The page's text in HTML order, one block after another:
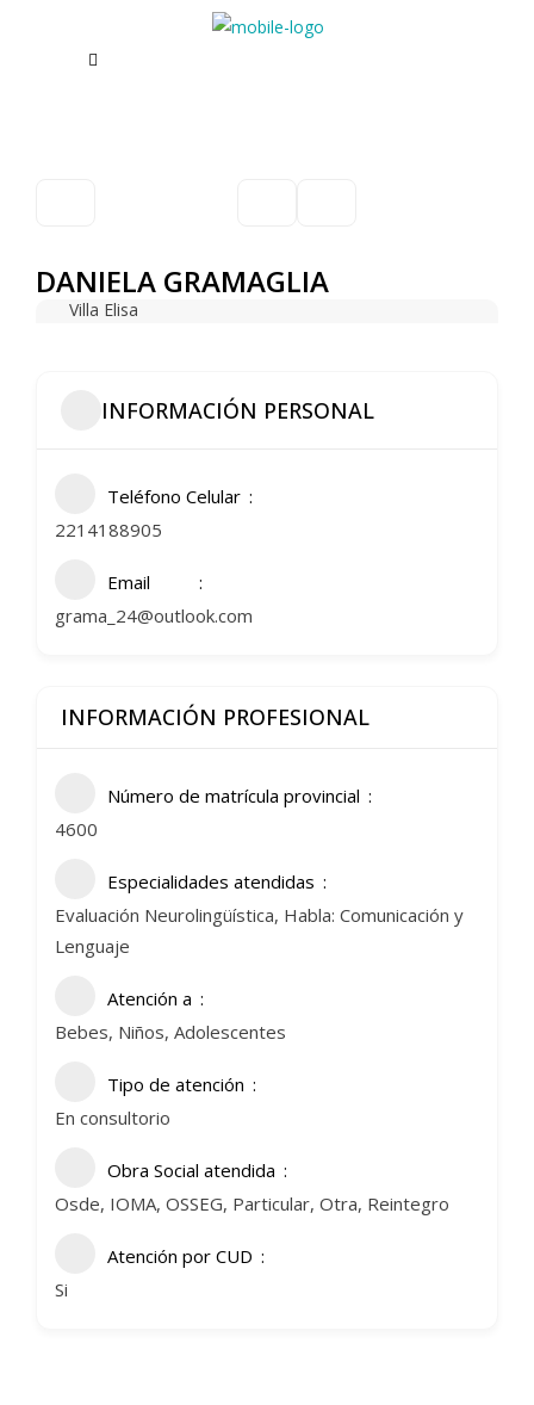
DANIELA GRAMAGLIA
Villa Elisa
INFORMACIÓN PERSONAL
Teléfono Celular
2214188905
Email
grama_24@outlook.com
INFORMACIÓN PROFESIONAL
Número de matrícula provincial
4600
Especialidades atendidas
Evaluación Neurolingüística, Habla: Comunicación y
Lenguaje
Atención a
Bebes, Niños, Adolescentes
Tipo de atención
En consultorio
Obra Social atendida
Osde, IOMA, OSSEG, Particular, Otra, Reintegro
Atención por CUD
Si